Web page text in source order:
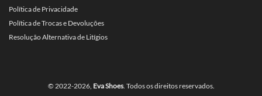
Política de Privacidade
Política de Trocas e Devoluções
Resolução Alternativa de Litígios
© 2022-2026, Eva Shoes. Todos os direitos reservados.